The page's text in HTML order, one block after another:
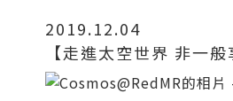
2019.12.04
【走進太空世界 非一